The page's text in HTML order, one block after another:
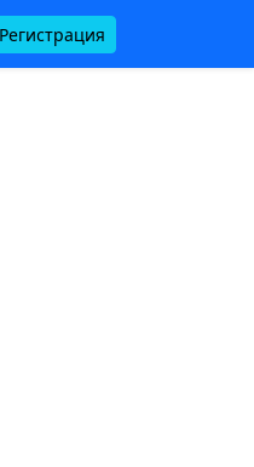
Регистрация